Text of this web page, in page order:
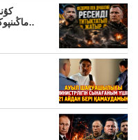
ماڭىنپوكروۆسكاپ، درون ماڭىنداعىنە ج..